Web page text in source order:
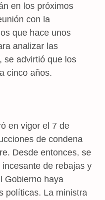
en los próximos
con la
que hace unos
analizar las
se advirtió que los
cinco años.
en vigor el 7 de
de condena
Desde entonces, se
de rebajas y
Gobierno haya
políticas. La ministra